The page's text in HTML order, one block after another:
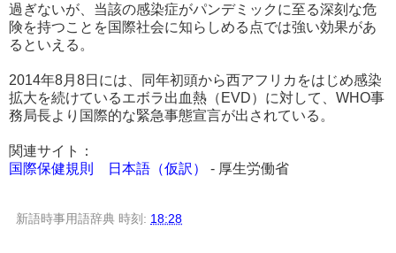
過ぎないが、当該の感染症がパンデミックに至る深刻な危
険を持つことを国際社会に知らしめる点では強い効果があ
るといえる。
2014年8月8日には、同年初頭から西アフリカをはじめ感染
拡大を続けているエボラ出血熱（EVD）に対して、WHO事
務局長より国際的な緊急事態宣言が出されている。
関連サイト：
国際保健規則 日本語（仮訳）
- 厚生労働省
新語時事用語辞典 時刻: 18:28